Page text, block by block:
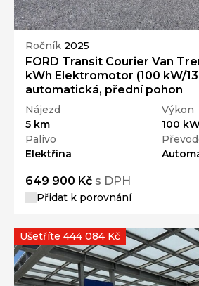
Ročník 2025
FORD Transit Courier Van
kWh Elektromotor (100 kW/
automatická, přední pohon
Nájezd
5 km
Výkon
100
Palivo
Elektřina
649 900 Kč s DPH
Přidat k porovnání
Ušetříte 444 084 Kč